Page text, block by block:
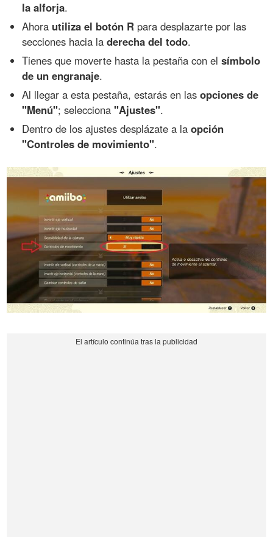
la alforja.
Ahora utiliza el botón R para desplazarte por las
secciones hacia laderecha del todo.
Tienes que moverte hasta la pestaña con elsímbolo
de un engranaje.
Al llegar a esta pestaña, estarás en lasopciones de
"Menú"; selecciona"Ajustes".
Dentro de los ajustes desplázate a laopción
"Controles de movimiento".